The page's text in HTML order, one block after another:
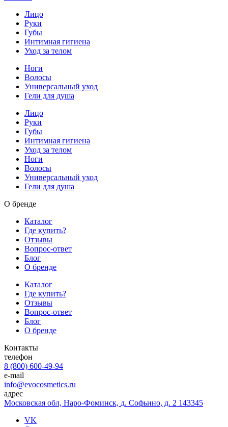
Лицо
Руки
Губы
Интимная гигиена
Уход за телом
Ноги
Волосы
Универсальный уход
Гели для душа
Лицо
Руки
Губы
Интимная гигиена
Уход за телом
Ноги
Волосы
Универсальный уход
Гели для душа
О бренде
Каталог
Где купить?
Отзывы
Вопрос-ответ
Блог
О бренде
Каталог
Где купить?
Отзывы
Вопрос-ответ
Блог
О бренде
Контакты
телефон
8 (800) 600-49-94
e-mail
info@evocosmetics.ru
адрес
Московская обл, Наро-Фоминск, д. Софьино, д. 2 143345
VK